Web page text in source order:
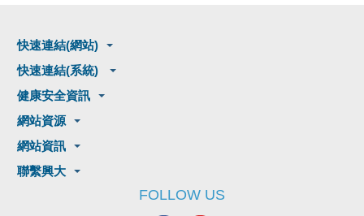
快速連結(網站)
快速連結(系統)
健康安全資訊
網站資源
網站資訊
聯繫興大
FOLLOW US